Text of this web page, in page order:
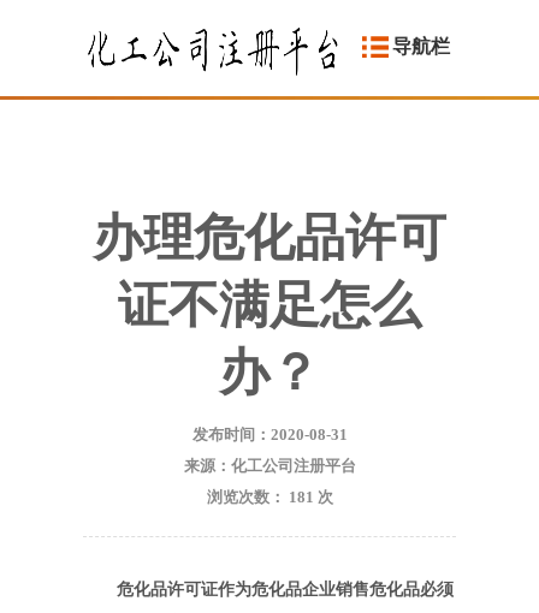
导航栏
办理危化品许可
证不满足怎么
办？
发布时间：2020-08-31
来源：化工公司注册平台
浏览次数： 181 次
危化品许可证作为危化品企业销售危化品必须